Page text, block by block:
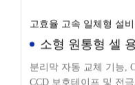
고효율 고속 일체형 설비
소형 원통형 셀
분리막 자동 교체 기능,
CCD 보호테이프 및 전